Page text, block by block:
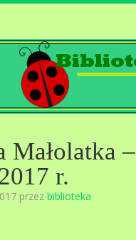
Małolatka –
r.
przez biblioteka